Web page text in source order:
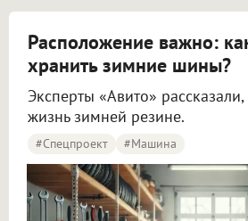
Расположение важно:
хранить зимние шины?
Эксперты «Авито»
жизнь зимней резине.
#Спецпроект #машина